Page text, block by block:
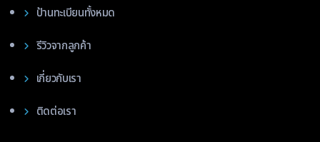
ป้านทะเบียนทั้งหมด
รีวิวจากลูกค้า
เกี่ยวกับเรา
ติดต่อเรา